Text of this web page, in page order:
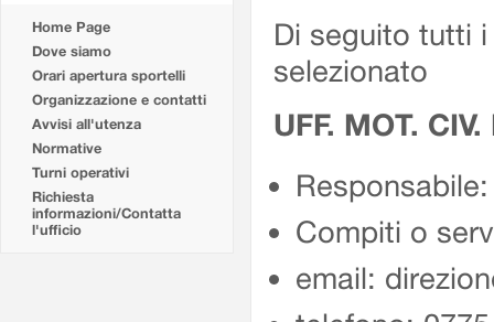
Home Page
Dove siamo
Orari apertura sportelli
Organizzazione e contatti
Avvisi all'utenza
Normative
Turni operativi
Richiesta
informazioni/Contatta
l'ufficio
Di seguito tutti
selezionato
UFF. MOT.
Compiti o
email: